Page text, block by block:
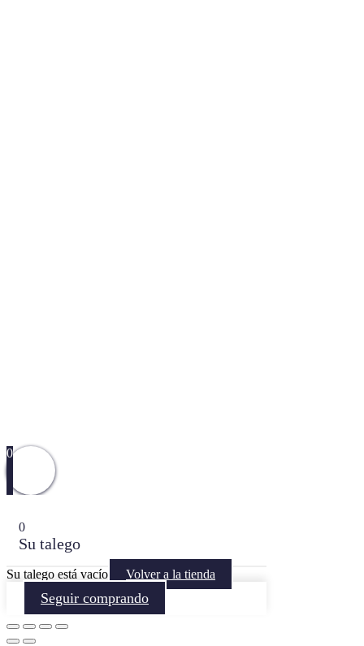
0
0
Su talego
Su talego está vacío Volver a la tienda
Seguir comprando